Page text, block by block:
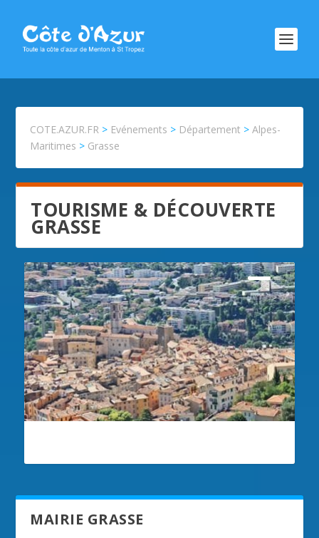
COTE.AZUR.FR > Evénements > Département >Alpes-
Maritimes > Grasse
TOURISME & DÉCOUVERTE
GRASSE
MAIRIE GRASSE